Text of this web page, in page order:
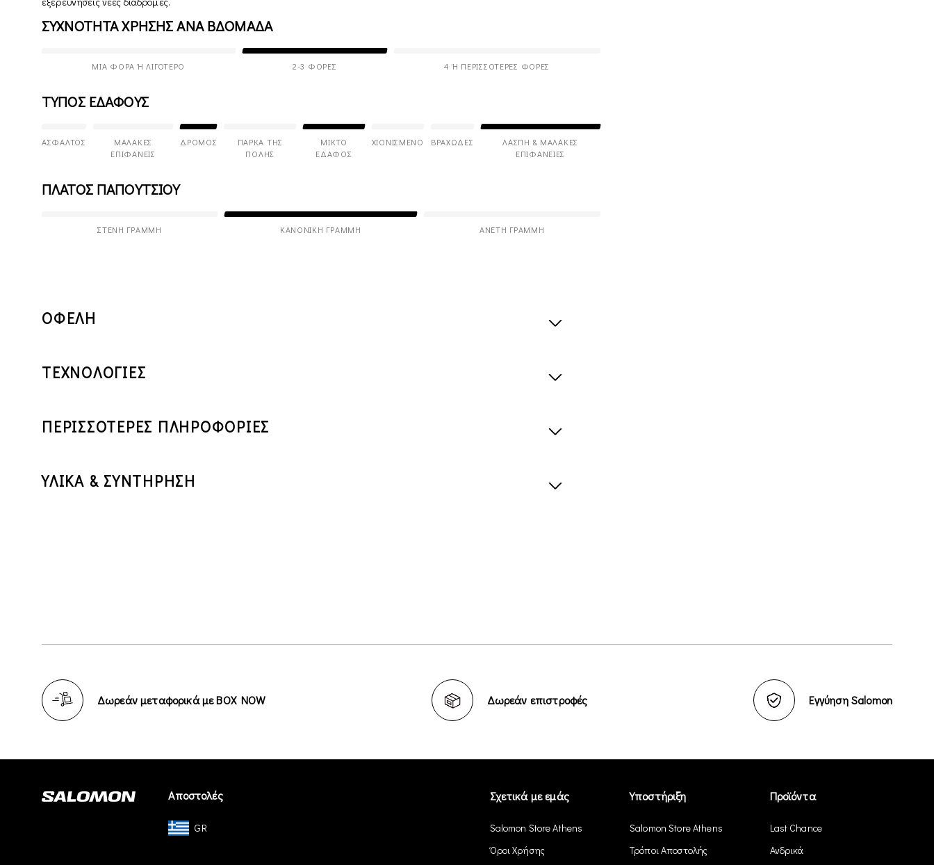
ΣΥΧΝΟΤΗΤΑ ΧΡΗΣΗΣ ΑΝΑ ΒΔΟΜΑΔΑ
ΜΊΑ ΦΟΡΆ Ή ΛΙΓΌΤΕΡΟ 2-3 ΦΟΡΈΣ 4 Ή ΠΕΡΙΣΣΌΤΕΡΕΣ ΦΟΡΈΣ
ΤΥΠΟΣ ΕΔΑΦΟΥΣ
ΆΣΦΑΛΤΟΣ
ΜΑΛΑΚΈΣ
ΕΠΙΦΆΝΕΙΣ
ΔΡΌΜΟΣ
ΠΆΡΚΑ ΤΗΣ
ΠΌΛΗΣ
ΜΙΚΤΌ
ΈΔΑΦΟΣ
ΧΙΟΝΙΣΜΈΝΟ ΒΡΑΧΏΔΕΣ
ΛΆΣΠΗ & ΜΑΛΑΚΈΣ
ΕΠΙΦΆΝΕΙΕΣ
ΠΛΑΤΟΣ ΠΑΠΟΥΤΣΙΟΥ
ΣΤΕΝΉ ΓΡΑΜΜΉ ΚΑΝΟΝΙΚΉ ΓΡΑΜΜΉ ΆΝΕΤΗ ΓΡΑΜΜΉ
ΟΦΕΛΗ
ΤΕΧΝΟΛΟΓΙΕΣ
ΠΕΡΙΣΣΟΤΕΡΕΣ ΠΛΗΡΟΦΟΡΙΕΣ
ΥΛΙΚΑ & ΣΥΝΤΗΡΗΣΗ
Δωρεάν μεταφορικά με BOX NOW Δωρεάν επιστροφές Εγγύηση Salomon
Αποστολές
GR
Σχετικά με εμάς
Salomon Store Athens
Όροι Χρήσης
Υποστήριξη
Salomon Store Athens
Τρόποι Αποστολής
Προϊόντα
Last Chance
Ανδρικά